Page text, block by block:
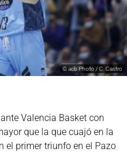
©acb Photo / C. Castro
Valencia Basket con
que la que cuajó en la
el primer triunfo en el Pazo